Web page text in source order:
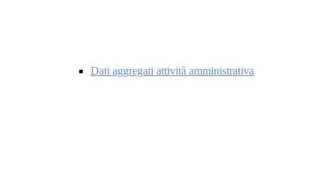
Dati aggregati attività amministrativa